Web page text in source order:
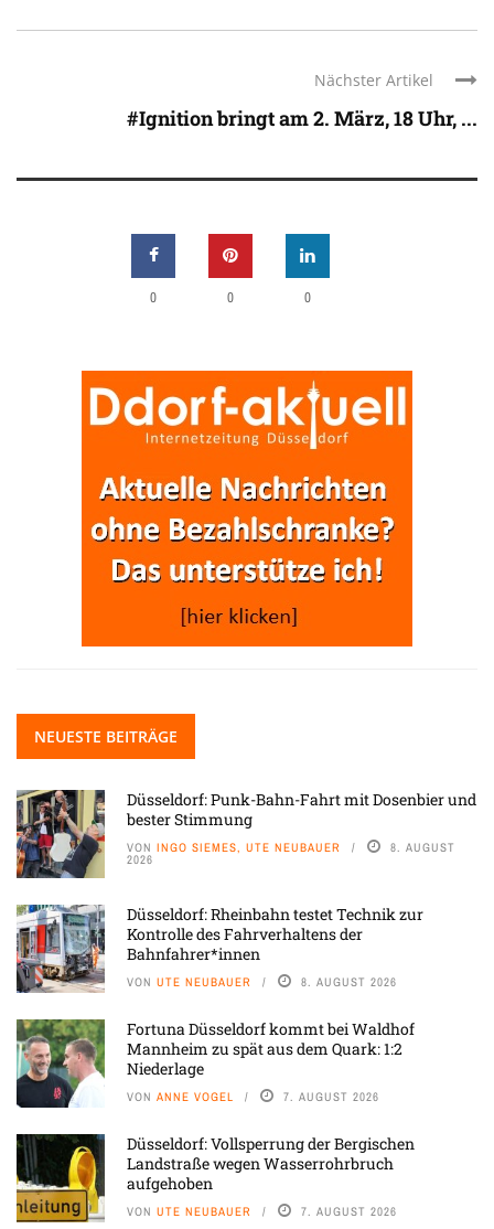
Nächster Artikel
#Ignition bringt am 2. März, 18 Uhr, ...
0 0 0
NEUESTE BEITRÄGE
Düsseldorf: Punk-Bahn-Fahrt mit Dosenbier und
bester Stimmung
VON INGO SIEMES, UTE NEUBAUER 8. AUGUST
2026
Düsseldorf: Rheinbahn testet Technik zur
Kontrolle des Fahrverhaltens der
Bahnfahrer*innen
VON UTE NEUBAUER 8. AUGUST 2026
Fortuna Düsseldorf kommt bei Waldhof
Mannheim zu spät aus dem Quark: 1:2
Niederlage
VON ANNE VOGEL 7. AUGUST 2026
Düsseldorf: Vollsperrung der Bergischen
Landstraße wegen Wasserrohrbruch
aufgehoben
VON UTE NEUBAUER 7. AUGUST 2026